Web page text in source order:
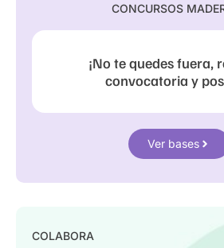
CONCURSOS
¡No te quedes fuera,
convocatoria y
Ver bases
COLABORA